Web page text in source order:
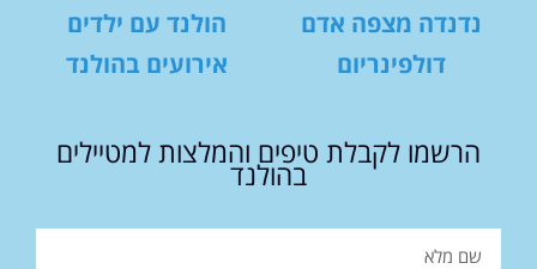
נדנדה מצפה אדם
דולפינריום
הולנד עם ילדים
אירועים בהולנד
הרשמו לקבלת טיפים והמלצות למטיילים
בהולנד